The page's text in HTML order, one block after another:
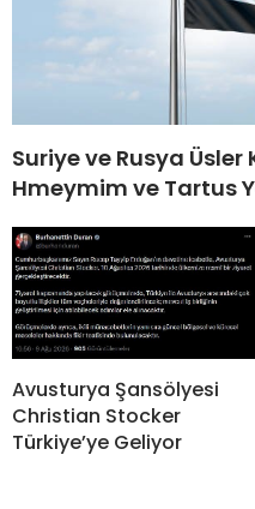
Suriye ve Rusya
Hmeymim ve Tartus
Avusturya Şansölyesi
Christian Stocker
Türkiye’ye Geliyor